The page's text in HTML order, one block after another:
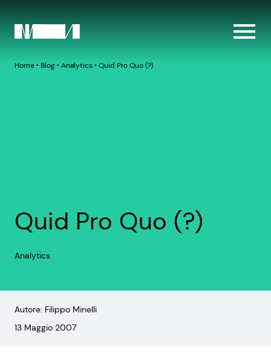
Home‣ Blog‣Analytics‣Quid Pro Quo (?)
Quid Pro Quo (?)
Analytics
Autore: Filippo Minelli
13 Maggio 2007